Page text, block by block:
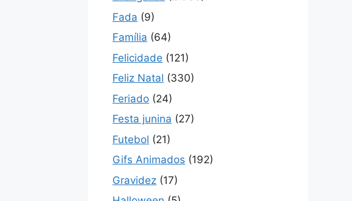
Fada (9)
Família (64)
Felicidade (121)
Feliz Natal (330)
Feriado (24)
Festa junina (27)
Futebol (21)
Gifs Animados (192)
Gravidez (17)